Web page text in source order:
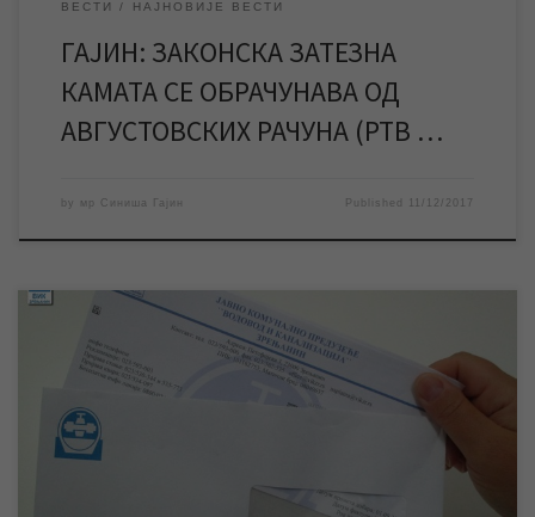
ВЕСТИ НАЈНОВИЈЕ ВЕСТИ
ГАЈИН: ЗАКОНСКА ЗАТЕЗНА
КАМАТА СЕ ОБРАЧУНАВА ОД
АВГУСТОВСКИХ РАЧУНА (РТВ …
by мр Синиша Гајин Published 11/12/2017
Првог дана децембра, на адресе корисника у Зрењанину и
насељеним местима, почела је подела новембарских рачуна
за услуге нашег предузећа и планирано је да се она заврши до
уторка 12. децембра. Корисници у Ченти, Орловату,